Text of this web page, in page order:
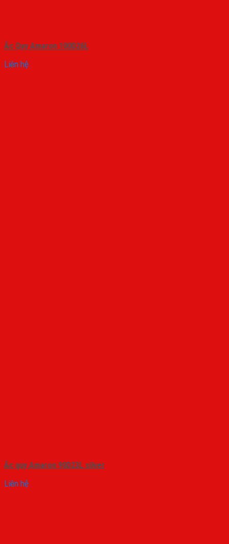
Ắc Quy Amaron 100D26L
Liên hệ
Ắc quy Amaron 90D23L silver
Liên hệ